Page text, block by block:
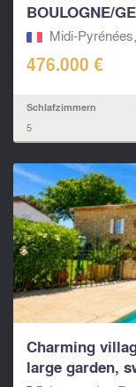
BOULOGNE/
Midi-
476.000 €
Schlafzimmern
5
Charming
large garden,